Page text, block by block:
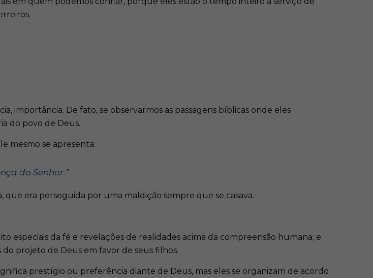
importância. De fato, se observarmos as passagens bíblicas onde eles
do povo de Deus.
mesmo se apresenta:
do Senhor.”
que era perseguida por uma maldição sempre que se casava.
especiais da fé e revelações de realidades acima da compreensão humana; e
do projeto de Deus em favor de seus filhos.
prestígio ou preferência diante de Deus, mas eles se organizam de acordo